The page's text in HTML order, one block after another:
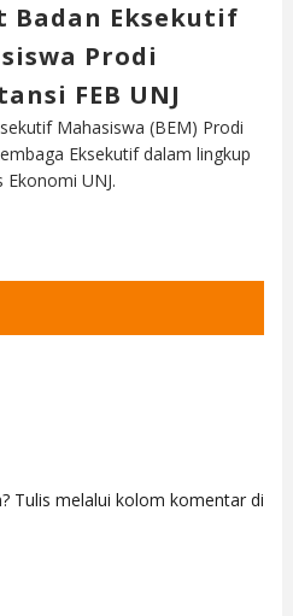
Badan Eksekutif
Prodi
FEB UNJ
Mahasiswa (BEM) Prodi
Eksekutif dalam lingkup
UNJ.
Tulis melalui kolom komentar di